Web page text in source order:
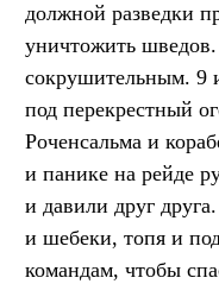
должной разведки
уничтожить шведов.
сокрушительным. 9
под перекрестный
Роченсальма и
и панике на рейде
и давили друг
и шебеки, топя и
командам, чтобы